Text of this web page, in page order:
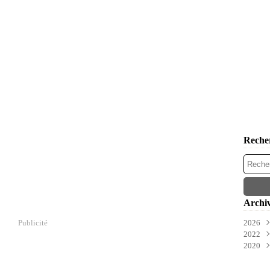
Publicité
2026
2022
2020